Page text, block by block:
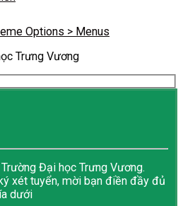
Options > Menus
Trưng Vương
Đại học Trưng Vương.
xét tuyển, mời bạn điền đầy đủ
dưới